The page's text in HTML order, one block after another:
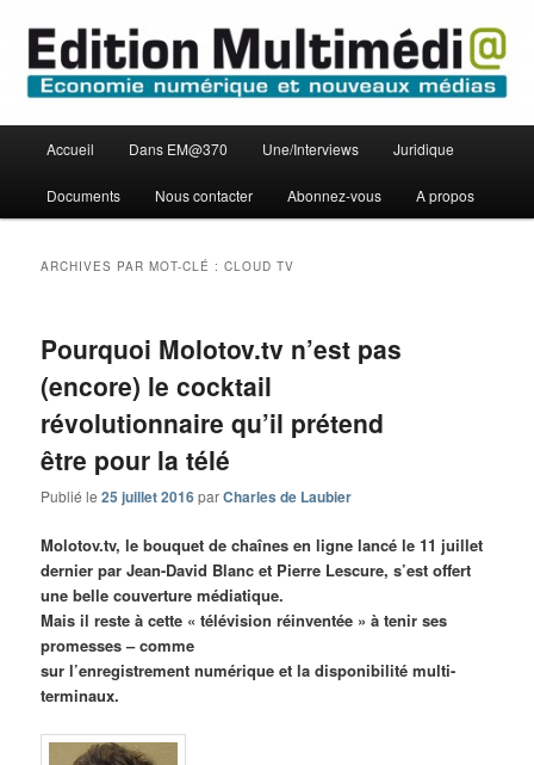
contenu
principal
contenu
secondaire
Edition Multimédi@
principal
Accueil Dans EM@370 Une/Interviews Juridique
Documents Nous contacter Abonnez-vous A propos
ARCHIVES PAR MOT-CLÉ :CLOUD TV
Pourquoi Molotov.tv n’est pas
(encore) le cocktail
révolutionnaire qu’il prétend
être pour la télé
Publié le25 juillet 2016parCharles de Laubier
Molotov.tv, le bouquet de chaînes en ligne lancé le 11 juillet
dernier par Jean-David Blanc et Pierre Lescure, s’est offert
une belle couverture médiatique.
Mais il reste à cette « télévision réinventée » à tenir ses
promesses – comme
sur l’enregistrement numérique et la disponibilité multi-
terminaux.